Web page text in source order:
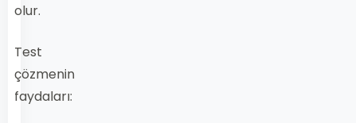
olur.
Test
çözmenin
faydaları: